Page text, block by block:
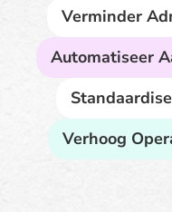
Verminder
Automatiseer
Verhoog